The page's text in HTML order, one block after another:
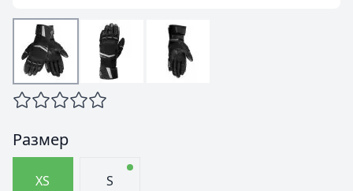
Размер
XS S